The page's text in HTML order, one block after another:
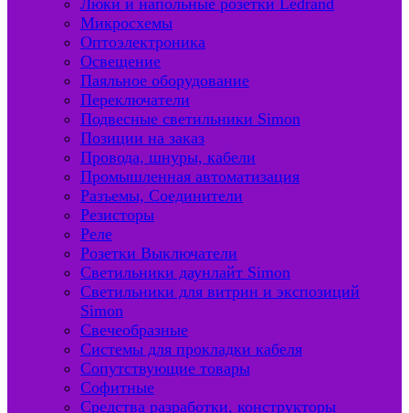
Люки и напольные розетки Ledrand
Микросхемы
Оптоэлектроника
Освещение
Паяльное оборудование
Переключатели
Подвесные светильники Simon
Позиции на заказ
Провода, шнуры, кабели
Промышленная автоматизация
Разъемы, Соединители
Резисторы
Реле
Розетки Выключатели
Светильники даунлайт Simon
Светильники для витрин и экспозиций
Simon
Свечеобразные
Системы для прокладки кабеля
Сопутствующие товары
Софитные
Средства разработки, конструкторы